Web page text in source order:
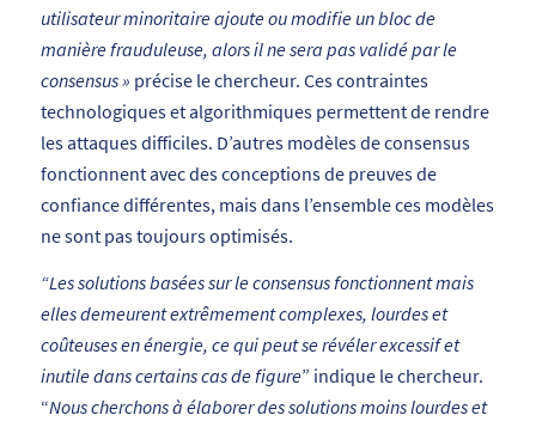
utilisateur minoritaire ajoute ou modifie un bloc de
manière frauduleuse, alors il ne sera pas validé par le
consensus » précise le chercheur. Ces contraintes
technologiques et algorithmiques permettent de rendre
les attaques difficiles. D’autres modèles de consensus
fonctionnent avec des conceptions de preuves de
confiance différentes, mais dans l’ensemble ces modèles
ne sont pas toujours optimisés.
“Les solutions basées sur le consensus fonctionnent mais
elles demeurent extrêmement complexes, lourdes et
coûteuses en énergie, ce qui peut se révéler excessif et
inutile dans certains cas de figure” indique le chercheur.
“Nous cherchons à élaborer des solutions moins lourdes et